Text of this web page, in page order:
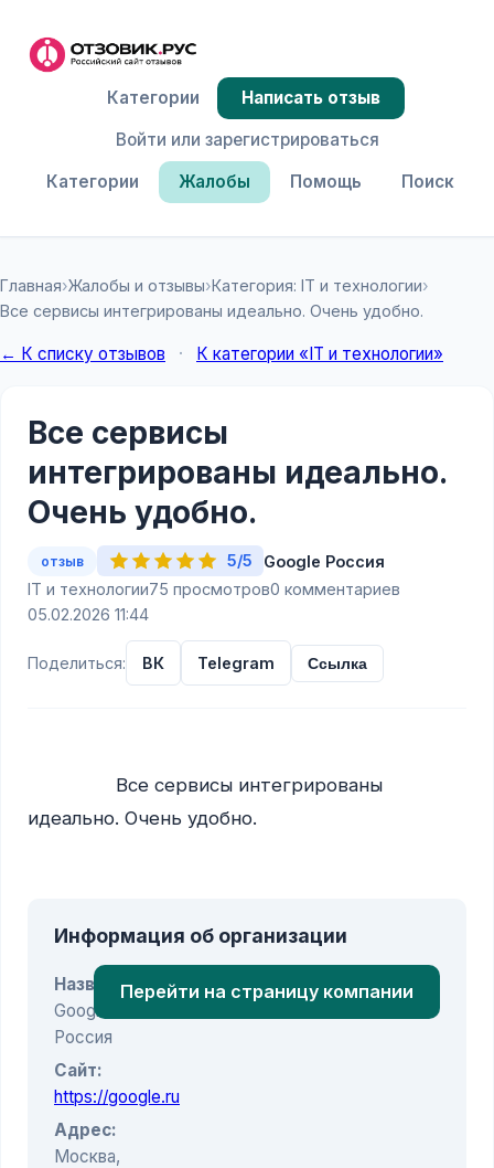
Категории Жалобы Помощь Поиск
Категории
Написать отзыв
Войти или зарегистрироваться
Главная›Жалобы и отзывы›Категория: IT и технологии›
Все сервисы интегрированы идеально. Очень удобно.
← К списку отзывов · К категории «IT и технологии»
Все сервисы
интегрированы идеально.
Очень удобно.
отзыв 5/5
Google Россия
IT и технологии75 просмотров0 комментариев
05.02.2026 11:44
Поделиться: ВК Telegram Ссылка
идеально. Очень удобно.
Информация об организации
Название:
Google
Россия
Сайт:
https://google.ru
Адрес:
Москва,
Перейти на страницу компании